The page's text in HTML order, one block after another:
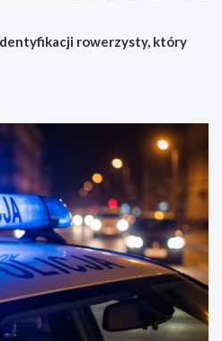
rowerzysty, który